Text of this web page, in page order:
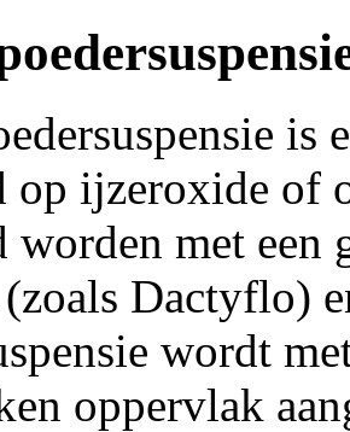
is
op ijzeroxide of
worden met een
Dactyflo)
wordt
oppervlak